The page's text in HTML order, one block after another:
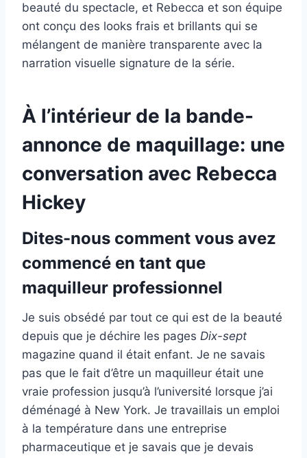
beauté du spectacle, et Rebecca et son équipe
ont conçu des looks frais et brillants qui se
mélangent de manière transparente avec la
narration visuelle signature de la série.
À l’intérieur de la bande-
annonce de maquillage: une
conversation avec Rebecca
Hickey
Dites-nous comment vous avez
commencé en tant que
maquilleur professionnel
Je suis obsédé par tout ce qui est de la beauté
depuis que je déchire les pages Dix-sept
magazine quand il était enfant. Je ne savais
pas que le fait d’être un maquilleur était une
vraie profession jusqu’à l’université lorsque j’ai
déménagé à New York. Je travaillais un emploi
à la température dans une entreprise
pharmaceutique et je savais que je devais